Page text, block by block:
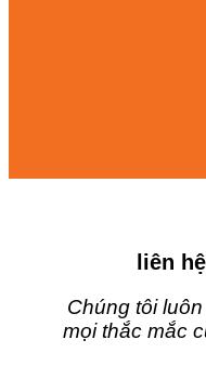
liên
Chúng tôi
mọi thắc mắc